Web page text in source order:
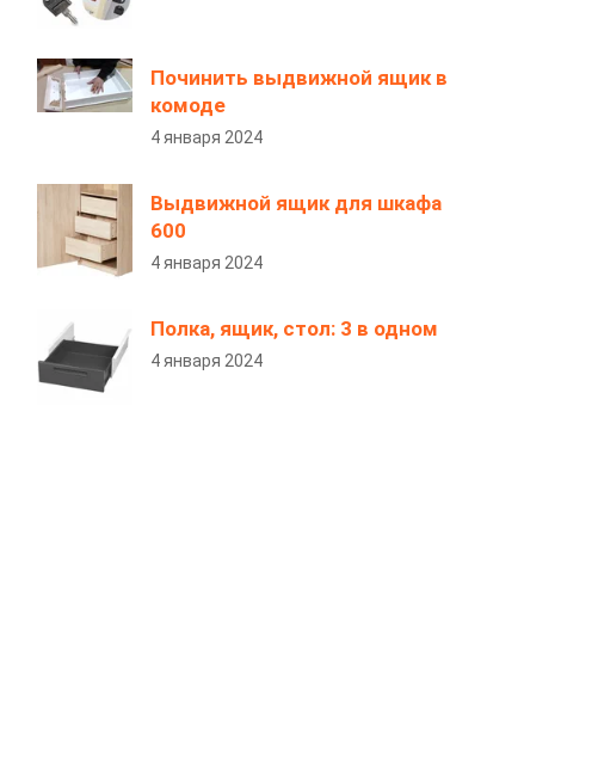
Починить выдвижной ящик в
комоде
4 января 2024
Выдвижной ящик для шкафа
600
4 января 2024
Полка, ящик, стол: 3 в одном
4 января 2024